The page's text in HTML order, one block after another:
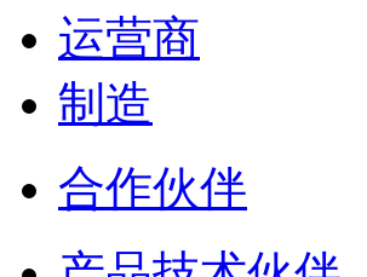
运营商
制造
合作伙伴